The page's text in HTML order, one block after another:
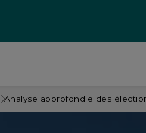
Analyse approfondie des